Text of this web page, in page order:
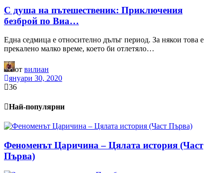
С душа на пътешественик: Приключения
безброй по Виа…
Една седмица е относително дълъг период. За някои това е
прекалено малко време, което би отлетяло…
от вилиан
януари 30, 2020
36
Най-популярни
Феноменът Царичина – Цялата история (Част
Първа)